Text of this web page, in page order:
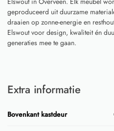
geproduceerd uit duurzame
draaien op zonne-energie en
Elswout voor design, kwaliteit én
generaties mee te gaan.
Extra informatie
Bovenkant kastdeur